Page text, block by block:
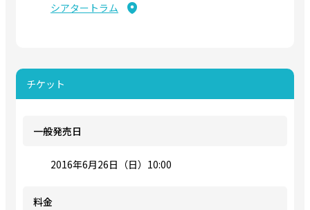
シアタートラム
チケット
一般発売日
2016年6月26日（日）10:00
料金